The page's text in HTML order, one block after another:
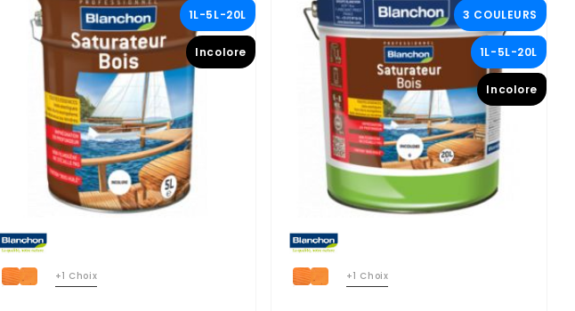
+1 Choix
1L-5L-20L
Incolore
+1 Choix
3 COULEURS
1L-5L-20L
Incolore